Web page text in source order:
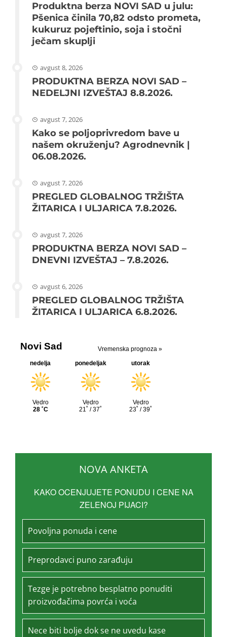
Produktna berza NOVI SAD u julu:
Pšenica činila 70,82 odsto prometa,
kukuruz pojeftinio, soja i stočni
ječam skuplji
avgust 8, 2026
PRODUKTNA BERZA NOVI SAD –
NEDELJNI IZVEŠTAJ 8.8.2026.
avgust 7, 2026
Kako se poljoprivredom bave u
našem okruženju? Agrodnevnik |
06.08.2026.
avgust 7, 2026
PREGLED GLOBALNOG TRŽIŠTA
ŽITARICA I ULJARICA 7.8.2026.
avgust 7, 2026
PRODUKTNA BERZA NOVI SAD –
DNEVNI IZVEŠTAJ – 7.8.2026.
avgust 6, 2026
PREGLED GLOBALNOG TRŽIŠTA
ŽITARICA I ULJARICA 6.8.2026.
NOVA ANKETA
KAKO OCENJUJETE PONUDU I CENE NA
ZELENOJ PIJACI?
Povoljna ponuda i cene
Preprodavci puno zarađuju
Tezge je potrebno besplatno ponuditi
proizvođačima povrća i voća
Nece biti bolje dok se ne uvedu kase